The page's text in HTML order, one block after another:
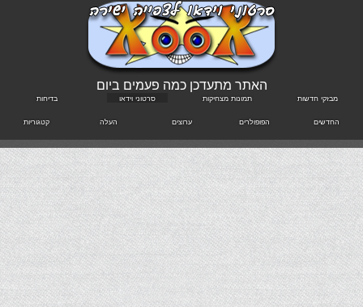
האתר מתעדכן כמה פעמים ביום
מבזקי חדשות תמונות מצחיקות סרטוני וידאו בדיחות
החדשים הפופולרים ערוצים העלה קטגוריות